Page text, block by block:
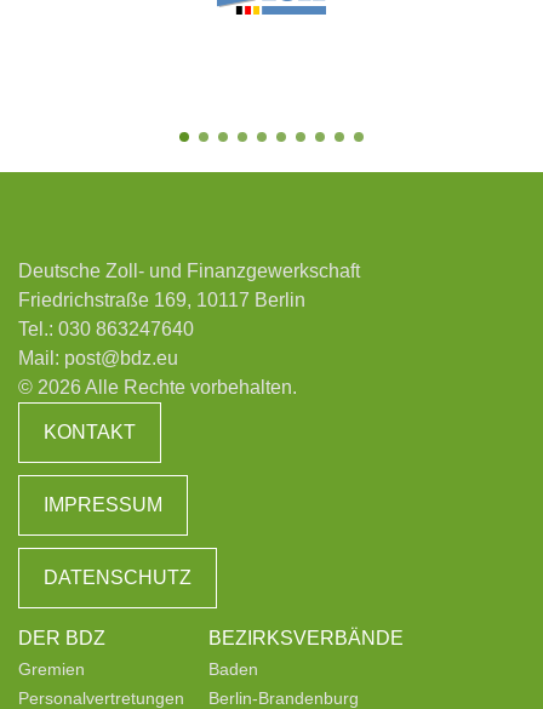
Deutsche Zoll- und Finanzgewerkschaft
Friedrichstraße 169, 10117 Berlin
Tel.: 030 863247640
Mail: post@bdz.eu
© 2026 Alle Rechte vorbehalten.
KONTAKT
IMPRESSUM
DATENSCHUTZ
DER BDZ
Gremien
Personalvertretungen
BEZIRKSVERBÄNDE
Baden
Berlin-Brandenburg